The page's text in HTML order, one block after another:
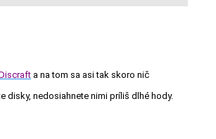
a na tom sa asi tak skoro nič
disky, nedosiahnete nimi príliš dlhé hody.